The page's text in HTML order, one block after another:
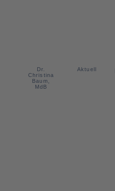
Dr.
Christina
Baum,
MdB
Aktuell